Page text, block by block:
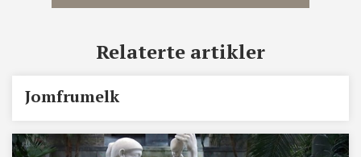
Relaterte artikler
Jomfrumelk